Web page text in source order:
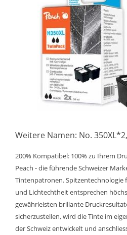
Weitere Namen: No.
200% Kompatibel: 100% zu Ihrem
Peach - die führende Schweizer
Tintenpatronen. Spitzentechnologie
und Lichtechtheit entsprechen
gewährleisten brillante
sicherzustellen, wird die Tinte im
der Schweiz entwickelt und